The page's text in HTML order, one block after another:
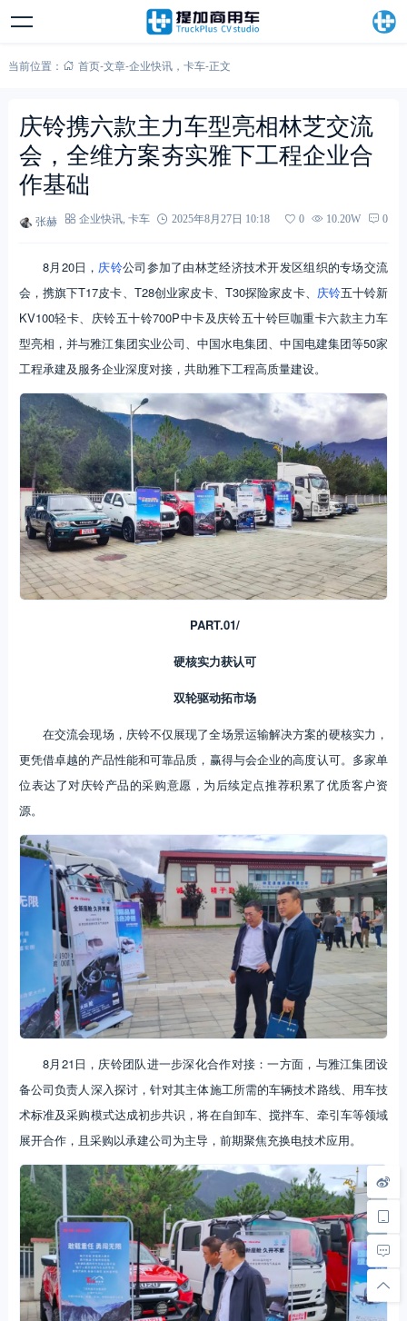
当前位置： 首页-文章-企业快讯， 卡车-正文
庆铃携六款主力车型亮相林芝交流
会，全维方案夯实雅下工程企业合
作基础
张赫 企业快讯, 卡车 2025年8月27日 10:18 0 10.20W 0
8月20日， 庆铃公司参加了由林芝经济技术开发区组织的专场交流
会，携旗下T17皮卡、T28创业家皮卡、T30探险家皮卡、 庆铃五十铃新
KV100轻卡、庆铃五十铃700P中卡及庆铃五十铃巨咖重卡六款主力车
型亮相，并与雅江集团实业公司、中国水电集团、中国电建集团等50家
工程承建及服务企业深度对接，共助雅下工程高质量建设。
PART.01/
硬核实力获认可
双轮驱动拓市场
在交流会现场，庆铃不仅展现了全场景运输解决方案的硬核实力，
更凭借卓越的产品性能和可靠品质，赢得与会企业的高度认可。多家单
位表达了对庆铃产品的采购意愿，为后续定点推荐积累了优质客户资
源。
8月21日，庆铃团队进一步深化合作对接：一方面，与雅江集团设
备公司负责人深入探讨，针对其主体施工所需的车辆技术路线、用车技
术标准及采购模式达成初步共识，将在自卸车、搅拌车、牵引车等领域
展开合作，且采购以承建公司为主导，前期聚焦充换电技术应用。